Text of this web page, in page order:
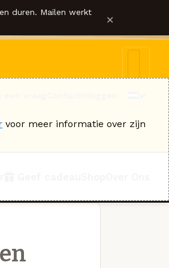
duren. Mailen werkt ×
voor meer informatie over zijn